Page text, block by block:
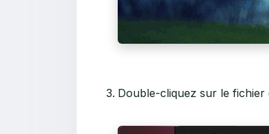
Double-cliquez sur le